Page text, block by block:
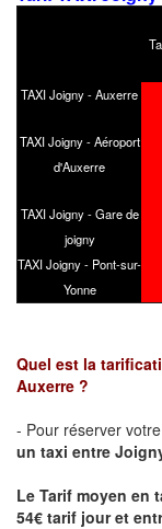
TAXI Joigny - Auxerre
TAXI Joigny - Aéroport
d'Auxerre
TAXI Joigny - Gare de
joigny
TAXI Joigny - Pont-sur-
Yonne
Quel est la
Auxerre ?
- Pour réserver
un taxi entre
Le Tarif moyen en
54€ tarif jour et